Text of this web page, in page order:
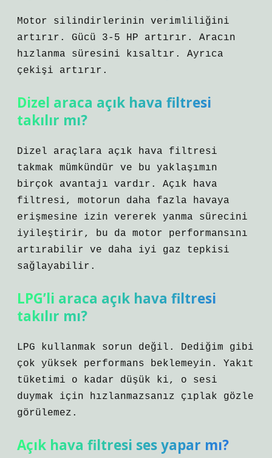
Motor silindirlerinin verimliliğini
artırır. Gücü 3-5 HP artırır. Aracın
hızlanma süresini kısaltır. Ayrıca
çekişi artırır.
Dizel araca açık hava filtresi
takılır mı?
Dizel araçlara açık hava filtresi
takmak mümkündür ve bu yaklaşımın
birçok avantajı vardır. Açık hava
filtresi, motorun daha fazla havaya
erişmesine izin vererek yanma sürecini
iyileştirir, bu da motor performansını
artırabilir ve daha iyi gaz tepkisi
sağlayabilir.
LPG’li araca açık hava filtresi
takılır mı?
LPG kullanmak sorun değil. Dediğim gibi
çok yüksek performans beklemeyin. Yakıt
tüketimi o kadar düşük ki, o sesi
duymak için hızlanmazsanız çıplak gözle
görülemez.
Açık hava filtresi ses yapar mı?